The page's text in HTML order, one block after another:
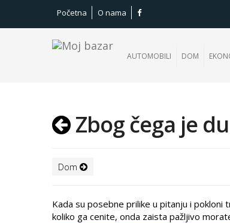
Početna O nama
AUTOMOBILI DOM
Zbog čega je
Dom
Kada su posebne prilike u pitanju i
koliko ga cenite, onda zaista pažljivo